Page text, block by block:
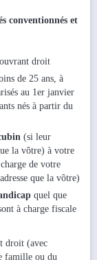
conventionnés et
droit
de 25 ans, à
au 1er janvier
nés à partir du
(si leur
la vôtre) à votre
de votre
que la vôtre)
quel que
à charge fiscale
droit (avec
famille ou du